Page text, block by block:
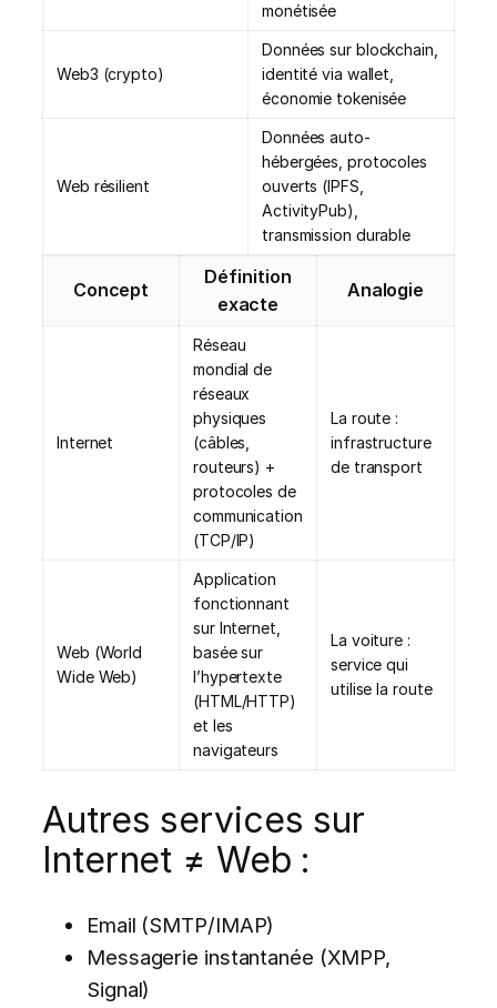
monétisée
Web3 (crypto)
Données sur blockchain,
identité via wallet,
économie tokenisée
Web résilient
Données auto-
hébergées, protocoles
ouverts (IPFS,
ActivityPub),
transmission durable
Concept
Définition
exacte
Analogie
Internet
Réseau
mondial de
réseaux
physiques
(câbles,
routeurs) +
protocoles de
communication
(TCP/IP)
La route :
infrastructure
de transport
Web (World
Wide Web)
Application
fonctionnant
sur Internet,
basée sur
l’hypertexte
(HTML/HTTP)
et les
navigateurs
La voiture :
service qui
utilise la route
Autres services sur
Internet ≠ Web :
Email (SMTP/IMAP)
Messagerie instantanée (XMPP,
Signal)